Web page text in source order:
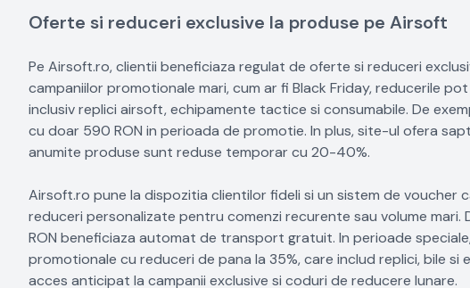
Oferte si reduceri exclusive la produse pe Airsoft
Pe Airsoft.ro, clientii beneficiaza regulat de oferte si reduceri
campaniilor promotionale mari, cum ar fi Black Friday, reducerile
inclusiv replici airsoft, echipamente tactice si consumabile. De
cu doar 590 RON in perioada de promotie. In plus, site-ul ofera
anumite produse sunt reduse temporar cu 20-40%.
Airsoft.ro pune la dispozitia clientilor fideli si un sistem de voucher
reduceri personalizate pentru comenzi recurente sau volume mari.
RON beneficiaza automat de transport gratuit. In perioade
promotionale cu reduceri de pana la 35%, care includ replici, bile
acces anticipat la campanii exclusive si coduri de reducere lunare.